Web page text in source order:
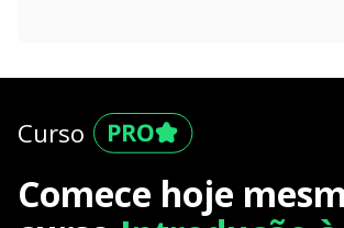
Curso
Comece hoje